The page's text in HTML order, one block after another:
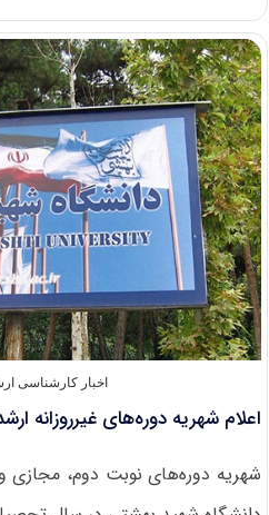
دوره
های
غیرروزانه
ارشد
۱۴۰۱
دانشگاه
مالک
اشتر
اخبار کارشناسی
اعلام شهریه دوره‌های غیرروزانه ارشد ۱۴۰۱ دانشگاه شهید
شهریه دوره‌های نوبت دوم،